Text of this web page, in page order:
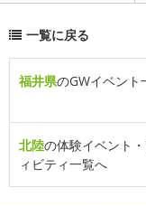
一覧に戻る
福井県のGWイベント
北陸の体験イベント
ィビティ一覧へ